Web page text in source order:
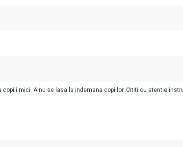
mici. A nu se lasa la indemana copiilor. Cititi cu atentie